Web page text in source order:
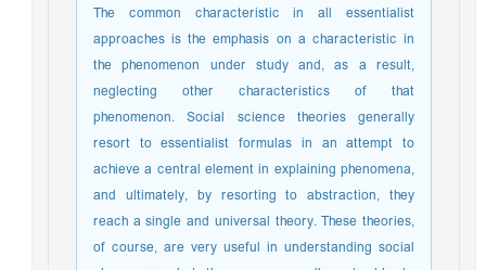
The common characteristic in all essentialist
approaches is the emphasis on a characteristic in
the phenomenon under study and, as a result,
neglecting other characteristics of that
phenomenon. Social science theories generally
resort to essentialist formulas in an attempt to
achieve a central element in explaining phenomena,
and ultimately, by resorting to abstraction, they
reach a single and universal theory. These theories,
of course, are very useful in understanding social